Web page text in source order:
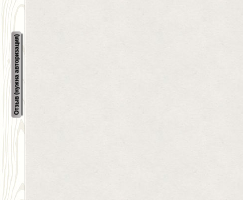
Отзыв (нужна авторизация)